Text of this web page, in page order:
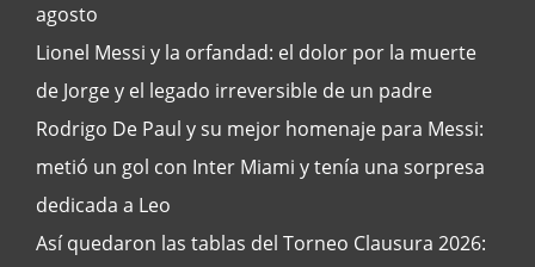
agosto
Lionel Messi y la orfandad: el dolor por la muerte
de Jorge y el legado irreversible de un padre
Rodrigo De Paul y su mejor homenaje para Messi:
metió un gol con Inter Miami y tenía una sorpresa
dedicada a Leo
Así quedaron las tablas del Torneo Clausura 2026: